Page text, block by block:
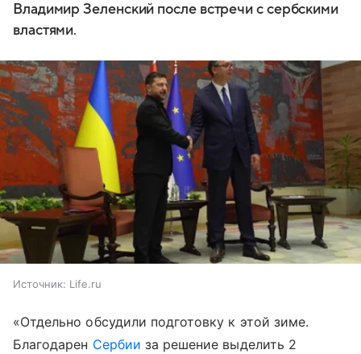
Владимир Зеленский после встречи с сербскими
властями.
Источник: Life.ru
«Отдельно обсудили подготовку к этой зиме.
Благодарен Сербии за решение выделить 2